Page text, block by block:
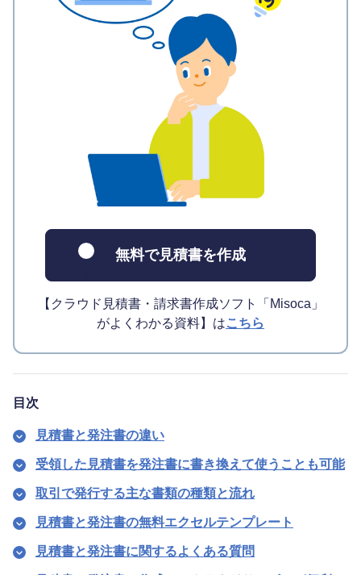
無料で見積書を作成
【クラウド見積書・請求書作成ソフト「Misoca」
がよくわかる資料】はこちら
目次
見積書と発注書の違い
受領した見積書を発注書に書き換えて使うことも可能
取引で発行する主な書類の種類と流れ
見積書と発注書の無料エクセルテンプレート
見積書と発注書に関するよくある質問